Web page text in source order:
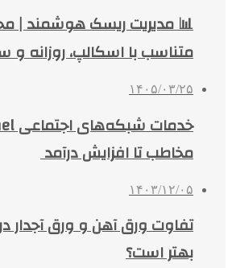
📊 مدیریت ریسک هوشمند |
متناسب با اسکالپ، روزانه و
۱۴۰۵/۰۳/۲۵
مخاطب تا افزایش درآمد
۱۴۰۳/۱۲/۰۵
تفاوت ورق آهن و ورق آجدار
بهتر است؟